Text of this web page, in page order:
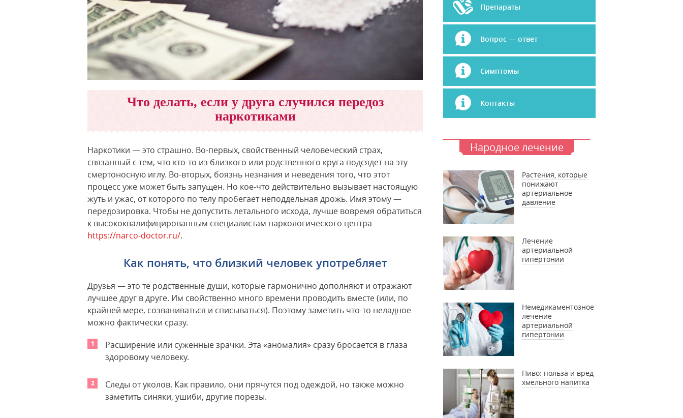
Что делать, если у друга случился передоз
наркотиками
Наркотики — это страшно. Во-первых, свойственный человеческий страх,
связанный с тем, что кто-то из близкого или родственного круга подсядет на эту
смертоносную иглу. Во-вторых, боязнь незнания и неведения того, что этот
процесс уже может быть запущен. Но кое-что действительно вызывает настоящую
жуть и ужас, от которого по телу пробегает неподдельная дрожь. Имя этому —
передозировка. Чтобы не допустить летального исхода, лучше вовремя обратиться
к высококвалифицированным специалистам наркологического центра
https://narco-doctor.ru/.
Как понять, что близкий человек употребляет
Друзья — это те родственные души, которые гармонично дополняют и отражают
лучшее друг в друге. Им свойственно много времени проводить вместе (или, по
крайней мере, созваниваться и списываться). Поэтому заметить что-то неладное
можно фактически сразу.
Расширение или суженные зрачки. Эта «аномалия» сразу бросается в глаза
здоровому человеку.
Следы от уколов. Как правило, они прячутся под одеждой, но также можно
заметить синяки, ушиби, другие порезы.
Препараты
Вопрос — ответ
Симптомы
Контакты
Народное лечение
Растения, которые
понижают
артериальное
давление
Лечение
артериальной
гипертонии
Немедикаментозное
лечение
артериальной
гипертонии
Пиво: польза и вред
хмельного напитка